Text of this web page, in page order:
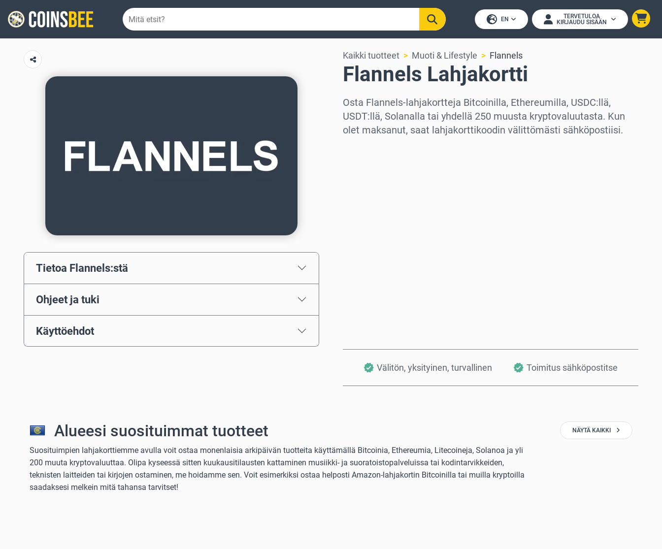
EN
TERVETULOA
KIRJAUDU SISÄÄN
Tietoa Flannels:stä
Ohjeet ja tuki
Käyttöehdot
Kaikki tuotteet Muoti & Lifestyle Flannels
Flannels Lahjakortti
Osta Flannels-lahjakortteja Bitcoinilla, Ethereumilla, USDC:llä,
USDT:llä, Solanalla tai yhdellä 250 muusta kryptovaluutasta. Kun
olet maksanut, saat lahjakorttikoodin välittömästi sähköpostiisi.
Välitön, yksityinen, turvallinen Toimitus sähköpostitse
Alueesi suosituimmat tuotteet
Suosituimpien lahjakorttiemme avulla voit ostaa monenlaisia arkipäivän tuotteita käyttämällä Bitcoinia, Ethereumia, Litecoineja, Solanoa ja yli
200 muuta kryptovaluuttaa. Olipa kyseessä sitten kuukausitilausten kattaminen musiikki- ja suoratoistopalveluissa tai kodintarvikkeiden,
teknisten laitteiden tai kirjojen ostaminen, me hoidamme sen. Voit esimerkiksi ostaa helposti Amazon-lahjakortin Bitcoinilla tai muilla kryptoilla
saadaksesi melkein mitä tahansa tarvitset!
NÄYTÄ KAIKKI